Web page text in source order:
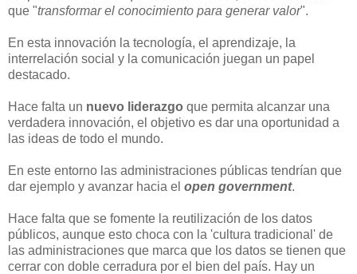
que "transformar el conocimiento para generar valor".
En esta innovación la tecnología, el aprendizaje, la
interrelación social y la comunicación juegan un papel
destacado.
Hace falta un nuevo liderazgo que permita alcanzar una
verdadera innovación, el objetivo es dar una oportunidad a
las ideas de todo el mundo.
En este entorno las administraciones públicas tendrían que
dar ejemplo y avanzar hacia el open government.
Hace falta que se fomente la reutilización de los datos
públicos, aunque esto choca con la 'cultura tradicional' de
las administraciones que marca que los datos se tienen que
cerrar con doble cerradura por el bien del país. Hay un